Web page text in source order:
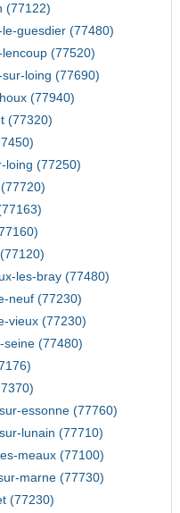
(77122)
guesdier (77480)
(77520)
loing (77690)
(77940)
(77320)
loing (77250)
les-bray (77480)
neuf (77230)
vieux (77230)
seine (77480)
essonne (77760)
lunain (77710)
meaux (77100)
marne (77730)
(77230)